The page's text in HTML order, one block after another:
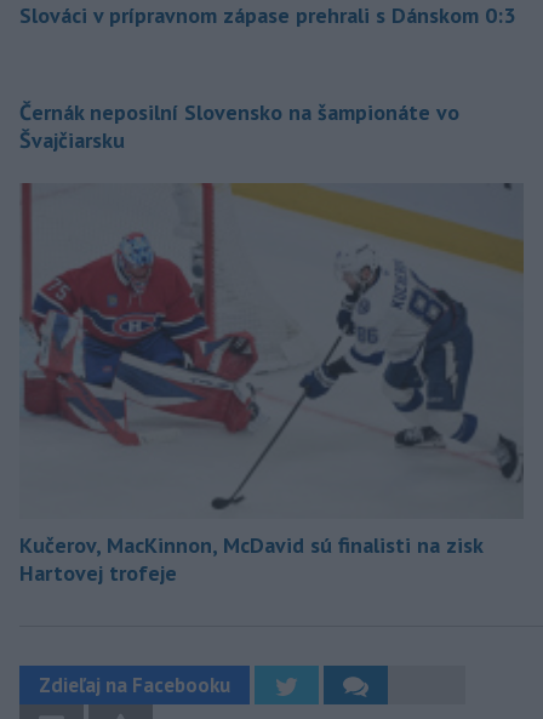
Slováci v prípravnom zápase prehrali s Dánskom 0:3
Černák neposilní Slovensko na šampionáte vo
Švajčiarsku
Kučerov, MacKinnon, McDavid sú finalisti na zisk
Hartovej trofeje
Zdieľaj na Facebooku